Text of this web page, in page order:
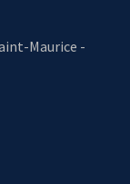
Maurice -